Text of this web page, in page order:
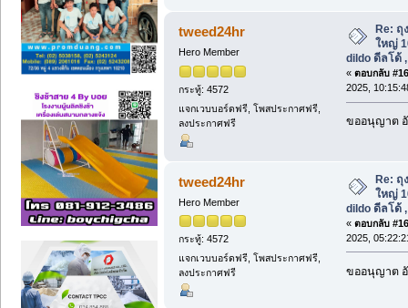
tweed24hr
Hero Member
กระทู้: 4572
แจกเวบบอร์ดฟรี, โพสประกาศฟรี,
ลงประกาศฟรี
Re: ถุ
ใหญ่
dildo ดีลโด้
« ตอบกลับ
2025,
ขออนุญาต
tweed24hr
Hero Member
กระทู้: 4572
แจกเวบบอร์ดฟรี, โพสประกาศฟรี,
ลงประกาศฟรี
Re: ถุ
ใหญ่
dildo ดีลโด้
« ตอบกลับ
2025,
ขออนุญาต